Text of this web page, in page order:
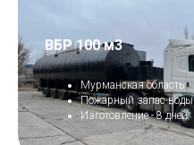
ВБР 100 м3
Мурманская область
Пожарный запас воды
Изготовление - 8 дней